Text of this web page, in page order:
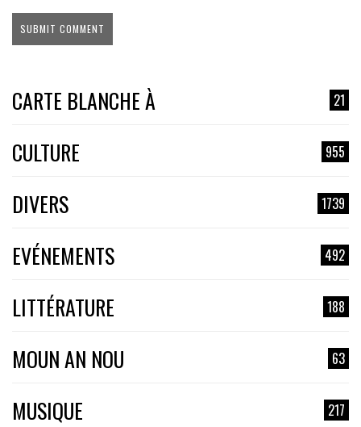
CARTE BLANCHE À 21
CULTURE 955
DIVERS 1739
EVÉNEMENTS 492
LITTÉRATURE 188
MOUN AN NOU 63
MUSIQUE 217